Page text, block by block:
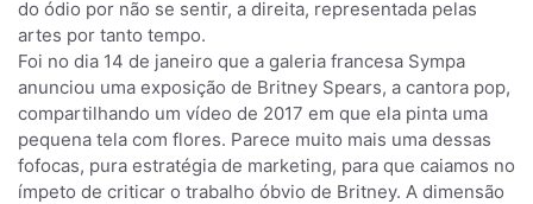
do ódio por não se sentir, a direita, representada pelas
artes por tanto tempo.
Foi no dia 14 de janeiro que a galeria francesa Sympa
anunciou uma exposição de Britney Spears, a cantora pop,
compartilhando um vídeo de 2017 em que ela pinta uma
pequena tela com flores. Parece muito mais uma dessas
fofocas, pura estratégia de marketing, para que caiamos no
ímpeto de criticar o trabalho óbvio de Britney. A dimensão